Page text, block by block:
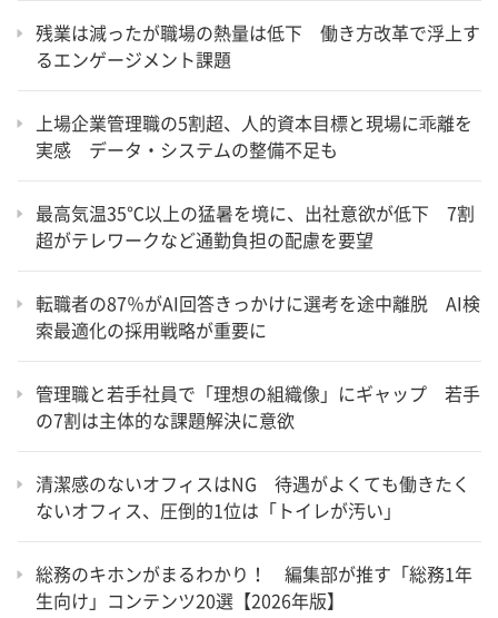
残業は減ったが職場の熱量は低下 働き方改革で浮上す
るエンゲージメント課題
上場企業管理職の5割超、人的資本目標と現場に乖離を
実感 データ・システムの整備不足も
最高気温35℃以上の猛暑を境に、出社意欲が低下 7割
超がテレワークなど通勤負担の配慮を要望
転職者の87％がAI回答きっかけに選考を途中離脱 AI検
索最適化の採用戦略が重要に
管理職と若手社員で「理想の組織像」にギャップ 若手
の7割は主体的な課題解決に意欲
清潔感のないオフィスはNG 待遇がよくても働きたく
ないオフィス、圧倒的1位は「トイレが汚い」
総務のキホンがまるわかり！ 編集部が推す「総務1年
生向け」コンテンツ20選【2026年版】